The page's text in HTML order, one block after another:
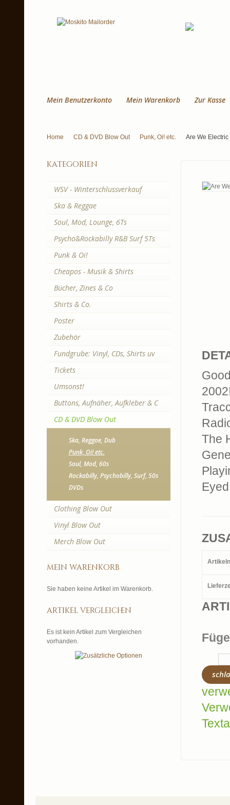
Mein Benutzerkonto Mein Warenkorb Zur Kasse
Home CD & DVD Blow Out Punk, Oi! etc. Are We
The
kategorien
WSV - Winterschlussverkauf
Ska & Reggae
Soul, Mod, Lounge, 6Ts
Psycho&Rockabilly R&B Surf 5Ts
Punk & Oi!
Cheapos - Musik & Shirts
Bücher, Zines & Co
Shirts & Co.
Poster
Zubehör
Fundgrube: Vinyl, CDs, Shirts uv
Tickets
Umsonst!
Buttons, Aufnäher, Aufkleber & C
CD & DVD Blow Out
Ska, Reggae, Dub
Punk, Oi! etc.
Soul, Mod, 60s
Rockabilly, Psychobilly, Surf, 50s
DVDs
Clothing Blow Out
Vinyl Blow Out
Merch Blow Out
mein warenkorb
Sie haben keine Artikel im Warenkorb.
artikel vergleichen
Es ist kein Artikel zum Vergleichen
vorhanden.